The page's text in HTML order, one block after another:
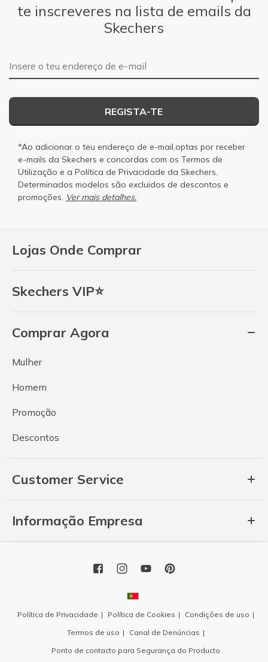
Lojas Onde Comprar
Skechers VIP⭐
Comprar Agora
Mulher
Homem
Promoção
Descontos
Customer Service
Informação Empresa
te inscreveres na lista de emails da
Skechers
Endereço de e-mail
REGISTA-TE
*Ao adicionar o teu endereço de e-mail,optas por receber
e-mails da Skechers e concordas com os Termos de
Utilização e a Política de Privacidade da Skechers.
Determinados modelos são excluidos de descontos e
promoções. Ver mais detalhes.
Política de Privacidade Política de Cookies
Condições de uso
Termos de uso
Canal de Denúncias
Ponto de contacto para Segurança do Producto